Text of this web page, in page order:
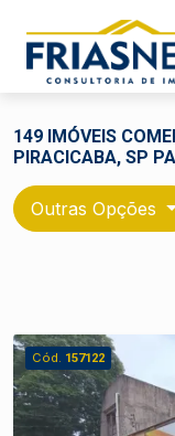
149 IMÓVEIS
PIRACICABA, SP
Outras Opções
Cód. 157122